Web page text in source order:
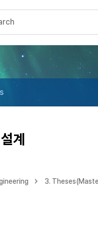
계
3.